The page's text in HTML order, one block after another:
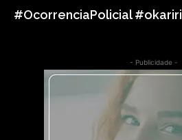
#OcorrenciaPolicial #okariri
- Publicidade -